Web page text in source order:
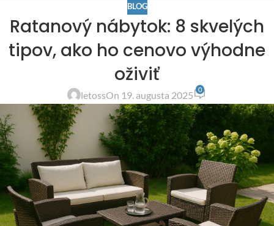
BLOG
Ratanový nábytok: 8 skvelých
tipov, ako ho cenovo výhodne
oživiť
letossOn 19. augusta 2025 0